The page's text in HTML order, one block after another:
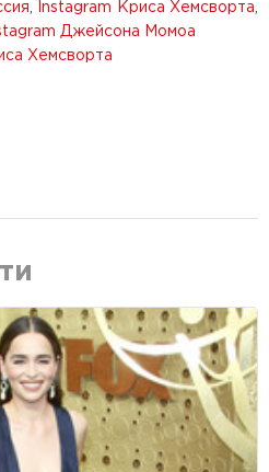
Instagram Криса Хемсворта
Джейсона Момоа
Хемсворта